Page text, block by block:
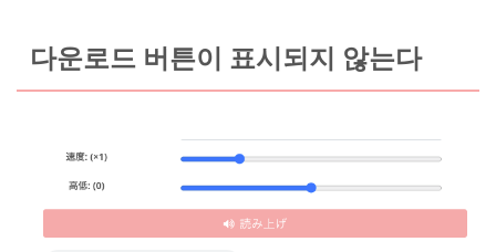
다운로드 버튼이 표시되지 않는다